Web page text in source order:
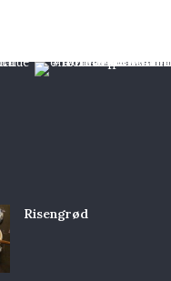
Risengrød